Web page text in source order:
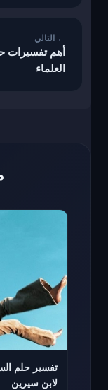
أهم تفسيرات
العلماء
تفسير حلم
لابن سيرين